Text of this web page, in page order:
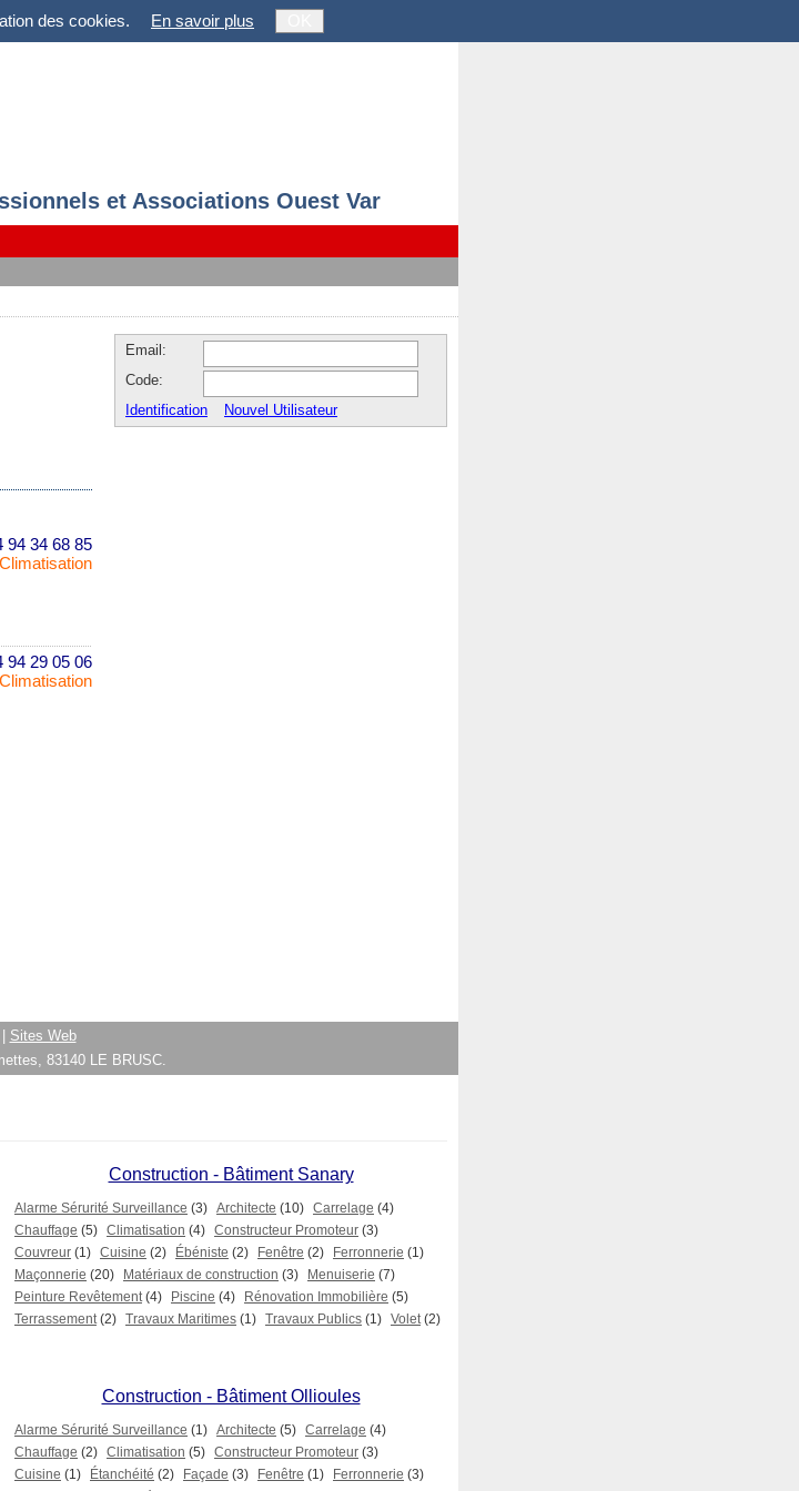
des cookies. En savoir plus
et Associations Ouest Var
94 34 68 85
Climatisation
94 29 05 06
Climatisation
Email:
Code:
Identification
Nouvel Utilisateur
Sites Web
83140 LE BRUSC.
Construction - Bâtiment Sanary
Alarme Sérurité Surveillance (3) Architecte (10) Carrelage (4)
Chauffage (5) Climatisation (4) Constructeur Promoteur (3)
Couvreur (1) Cuisine (2) Ébéniste (2) Fenêtre (2) Ferronnerie (1)
Maçonnerie (20) Matériaux de construction (3) Menuiserie (7)
Peinture Revêtement (4) Piscine (4) Rénovation Immobilière (5)
Terrassement (2) Travaux Maritimes (1) Travaux Publics (1) Volet (2)
Construction - Bâtiment Ollioules
Alarme Sérurité Surveillance (1) Architecte (5) Carrelage (4)
Chauffage (2) Climatisation (5) Constructeur Promoteur (3)
Cuisine (1) Étanchéité (2) Façade (3) Fenêtre (1) Ferronnerie (3)